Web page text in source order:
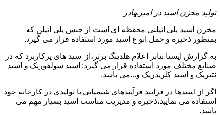
تولید مخزن اسید در امیربهادر
مخزن اسید پلی اتیلنی محفظه ای است از جنس پلی اتیلن که
بمنظور ذخیره و حمل انواع اسید مورد استفاده قرار می گیرد.
به گزارش ایسنا،بنابر اعلام هلدینگ برتر،از اسید های پرکاربرد که در
صنایع مختلف مورد استفاده قرار می گیرد: اسید سولفوریک و اسید
نتیریک و اسید کلریدریک و...می باشد.
اگر از اسیدها در فرایند فرآیندهای شیمیایی یا تولیدی در کارخانه خود
استفاده می نمایید،ذخیره و مدیریت مناسب اسید بسیار مهم می
باشد.